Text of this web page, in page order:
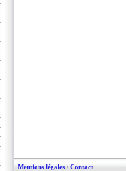
Mentions légales / Contact